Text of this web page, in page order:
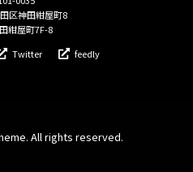
区神田紺屋町8
紺屋町7F-8
Twitter feedly
All rights reserved.